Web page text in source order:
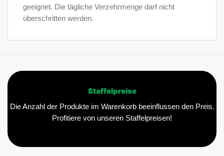
geeignet. Die tägliche Verzehrmenge darf nicht
überschritten werden.
Staffelpreise
Die Anzahl der Produkte im Warenkorb beeinflussen den Preis.
Profitiere von unseren Staffelpreisen!